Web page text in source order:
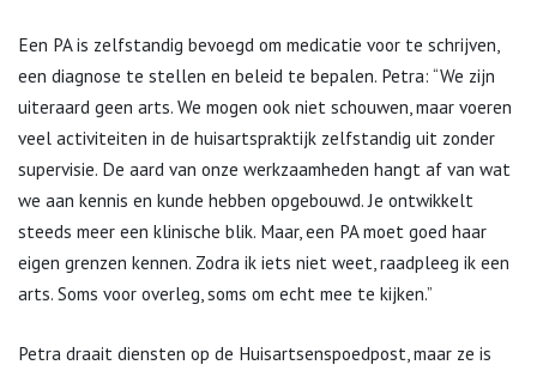
Een PA is zelfstandig bevoegd om medicatie voor te schrijven,
een diagnose te stellen en beleid te bepalen. Petra: “We zijn
uiteraard geen arts. We mogen ook niet schouwen, maar voeren
veel activiteiten in de huisartspraktijk zelfstandig uit zonder
supervisie. De aard van onze werkzaamheden hangt af van wat
we aan kennis en kunde hebben opgebouwd. Je ontwikkelt
steeds meer een klinische blik. Maar, een PA moet goed haar
eigen grenzen kennen. Zodra ik iets niet weet, raadpleeg ik een
arts. Soms voor overleg, soms om echt mee te kijken.”
Petra draait diensten op de Huisartsenspoedpost, maar ze is